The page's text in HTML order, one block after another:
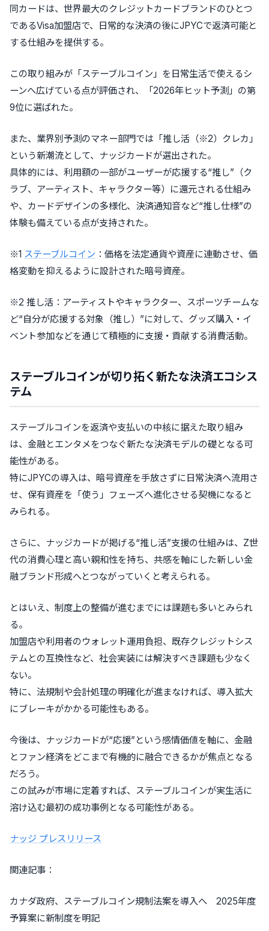
同カードは、世界最大のクレジットカードブランドのひとつ
であるVisa加盟店で、日常的な決済の後にJPYCで返済可能と
する仕組みを提供する。
この取り組みが「ステーブルコイン」を日常生活で使えるシ
ーンへ広げている点が評価され、「2026年ヒット予測」の第
9位に選ばれた。
また、業界別予測のマネー部門では「推し活（※2）クレカ」
という新潮流として、ナッジカードが選出された。
具体的には、利用額の一部がユーザーが応援する“推し”（ク
ラブ、アーティスト、キャラクター等）に還元される仕組み
や、カードデザインの多様化、決済通知音など“推し仕様”の
体験も備えている点が支持された。
※1 ステーブルコイン ：価格を法定通貨や資産に連動させ、価
格変動を抑えるように設計された暗号資産。
※2 推し活：アーティストやキャラクター、スポーツチームな
ど“自分が応援する対象（推し）”に対して、グッズ購入・イ
ベント参加などを通じて積極的に支援・貢献する消費活動。
ステーブルコインが切り拓く新たな決済エコシス
テム
ステーブルコインを返済や支払いの中核に据えた取り組み
は、金融とエンタメをつなぐ新たな決済モデルの礎となる可
能性がある。
特にJPYCの導入は、暗号資産を手放さずに日常決済へ流用さ
せ、保有資産を「使う」フェーズへ進化させる契機になると
みられる。
さらに、ナッジカードが掲げる“推し活”支援の仕組みは、Z世
代の消費心理と高い親和性を持ち、共感を軸にした新しい金
融ブランド形成へとつながっていくと考えられる。
とはいえ、制度上の整備が進むまでには課題も多いとみられ
る。
加盟店や利用者のウォレット運用負担、既存クレジットシス
テムとの互換性など、社会実装には解決すべき課題も少なく
ない。
特に、法規制や会計処理の明確化が進まなければ、導入拡大
にブレーキがかかる可能性もある。
今後は、ナッジカードが“応援”という感情価値を軸に、金融
とファン経済をどこまで有機的に融合できるかが焦点となる
だろう。
この試みが市場に定着すれば、ステーブルコインが実生活に
溶け込む最初の成功事例となる可能性がある。
ナッジ プレスリリース
関連記事：
カナダ政府、ステーブルコイン規制法案を導入へ 2025年度
予算案に新制度を明記